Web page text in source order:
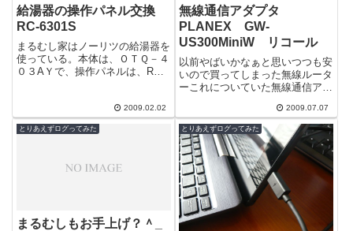
給湯器の操作パネル交換
RC-6301S
まるむし家はノーリツの給湯器を
使っている。本体は、ＯＴＱ－４
０３AＹで、操作パネルは、RC-
2009.02.02
無線通信アダプタ
PLANEX GW-
US300MiniW リコール
以前やばいかなぁと思いつつも安
いので買ってしまった無線ルータ
ーこれについていた無線通信アダ
US300MiniWのドライバをダウン
ロード...
2009.07.07
とりあえずログってみた
まるむしもお手上げ？＾_
とりあえずログってみた